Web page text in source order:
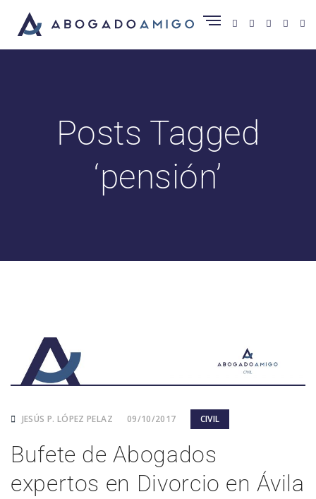
Posts Tagged
‘pensión’
JESÚS P. LÓPEZ PELAZ 09/10/2017 CIVIL
Bufete de Abogados
expertos en Divorcio en Ávila